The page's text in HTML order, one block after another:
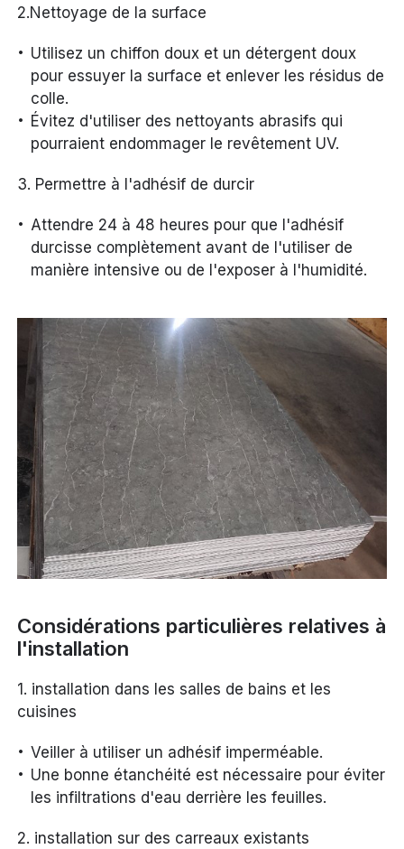
2.Nettoyage de la surface
Utilisez un chiffon doux et un détergent doux
pour essuyer la surface et enlever les résidus de
colle.
Évitez d'utiliser des nettoyants abrasifs qui
pourraient endommager le revêtement UV.
3. Permettre à l'adhésif de durcir
Attendre 24 à 48 heures pour que l'adhésif
durcisse complètement avant de l'utiliser de
manière intensive ou de l'exposer à l'humidité.
Considérations particulières relatives à
l'installation
1. installation dans les salles de bains et les
cuisines
Veiller à utiliser un adhésif imperméable.
Une bonne étanchéité est nécessaire pour éviter
les infiltrations d'eau derrière les feuilles.
2. installation sur des carreaux existants